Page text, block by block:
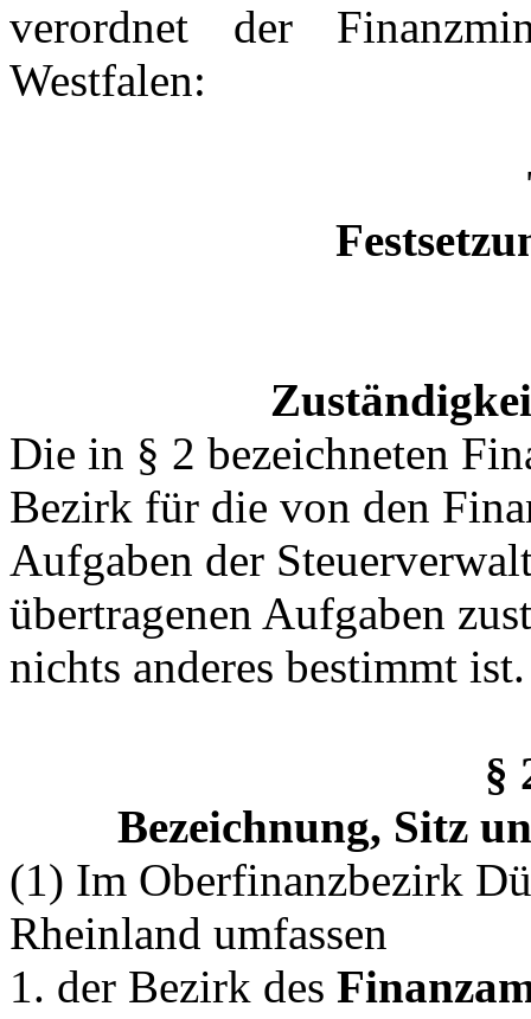
verordnet der
Westfalen:
Die in § 2 bezeichneten
Bezirk für die von den
Aufgaben der
übertragenen Aufgaben
nichts anderes bestimmt ist.
§
Bezeichnung, Sitz
(1) Im Oberfinanzbezirk
Rheinland umfassen
1. der Bezirk des